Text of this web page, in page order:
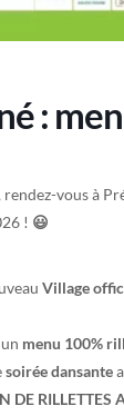
:
rendez-vous à
! 😃
Village
menu 100%
soirée dansante
DE RILLETTES